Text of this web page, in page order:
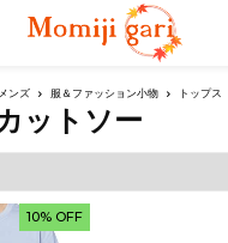
メンズ 服＆ファッション小物 トップス
ットソー
10% OFF